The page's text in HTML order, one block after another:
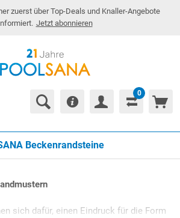
zuerst über Top-Deals und Knaller-Angebote
Jetzt abonnieren
0
Beckenrandsteine
sich dafür, einen Eindruck für die Form